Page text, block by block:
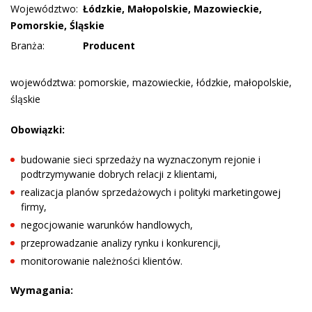
Województwo: Łódzkie, Małopolskie, Mazowieckie,
Pomorskie, Śląskie
Branża:
Producent
województwa: pomorskie, mazowieckie, łódzkie, małopolskie,
śląskie
Obowiązki:
budowanie sieci sprzedaży na wyznaczonym rejonie i
podtrzymywanie dobrych relacji z klientami,
realizacja planów sprzedażowych i polityki marketingowej
firmy,
negocjowanie warunków handlowych,
przeprowadzanie analizy rynku i konkurencji,
monitorowanie należności klientów.
Wymagania: